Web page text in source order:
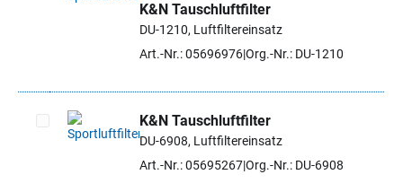
Artikel auswählen
K&N Tauschluftfilter
DU-1210, Luftfiltereinsatz
Art.-Nr.: 05696976Org.-Nr.: DU-1210
Artikel auswählen
K&N Tauschluftfilter
DU-6908, Luftfiltereinsatz
Art.-Nr.: 05695267Org.-Nr.: DU-6908